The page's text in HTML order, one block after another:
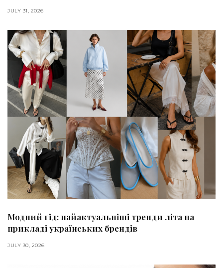
JULY 31, 2026
Модний гід: найактуальніші тренди літа на
прикладі українських брендів
JULY 30, 2026